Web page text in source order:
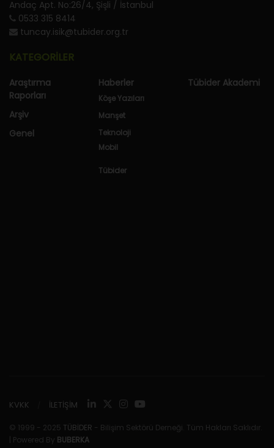
Andaç Apt. No:26/4, Şişli / İstanbul
0533 315 8414
tuncay.isik@tubider.org.tr
KATEGORİLER
Araştırma
Raporları
Arşiv
Genel
Haberler
Köşe Yazıları
Manşet
Teknoloji
Mobil
Tübider
Tübider Akademi
KVKK İLETİŞİM
© 1999 - 2025 TÜBİDER - Bilişim Sektörü Derneği. Tüm Hakları Saklıdır.
| Powered By BUBERKA